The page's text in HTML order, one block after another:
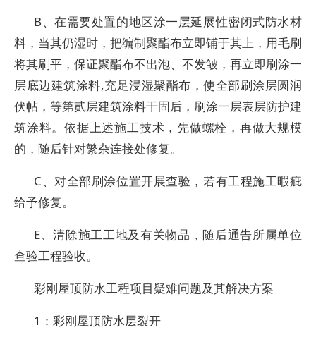
B、在需要处置的地区涂一层延展性密闭式防水材
料，当其仍湿时，把编制聚酯布立即铺于其上，用毛刷
将其刷平，保证聚酯布不出泡、不发皱，再立即刷涂一
层底边建筑涂料,充足浸湿聚酯布，使全部刷涂层圆润
伏帖，等第贰层建筑涂料干固后，刷涂一层表层防护建
筑涂料。依据上述施工技术，先做螺栓，再做大规模
的，随后针对繁杂连接处修复。
C、对全部刷涂位置开展查验，若有工程施工暇疵
给予修复。
E、清除施工工地及有关物品，随后通告所属单位
查验工程验收。
彩刚屋顶防水工程项目疑难问题及其解决方案
1：彩刚屋顶防水层裂开